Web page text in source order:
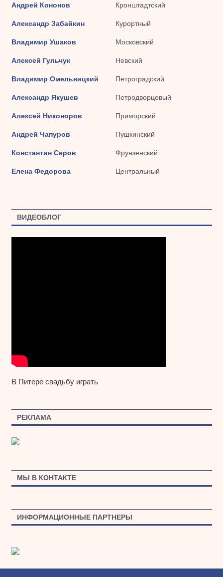
Андрей Кононов Кронштадтский
Александр Забайкин Курортный
Владимир Ушаков Московский
Алексей Гульчук Невский
Владимир Омельницкий Петроградский
Александр Якушев Петродворцовый
Алексей Никоноров Приморский
Андрей Чапуров Пушкинский
Константин Серов Фрунзенский
Елена Федорова Центральный
ВИДЕОБЛОГ
В Питере свадьбу играть
РЕКЛАМА
МЫ В КОНТАКТЕ
ИНФОРМАЦИОННЫЕ ПАРТНЕРЫ